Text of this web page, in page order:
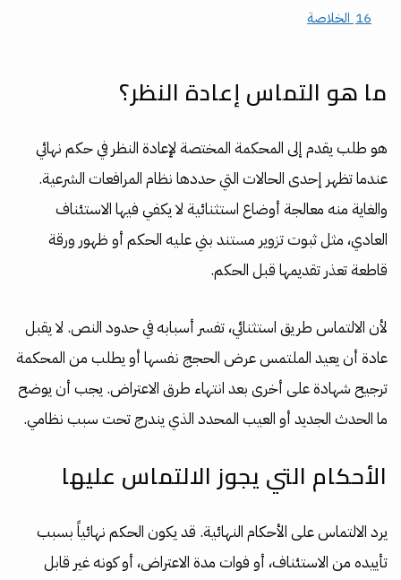
16 الخلاصة
ما هو التماس إعادة النظر؟
هو طلب يقدم إلى المحكمة المختصة لإعادة النظر في حكم نهائي
عندما تظهر إحدى الحالات التي حددها نظام المرافعات الشرعية.
والغاية منه معالجة أوضاع استثنائية لا يكفي فيها الاستئناف
العادي، مثل ثبوت تزوير مستند بني عليه الحكم أو ظهور ورقة
قاطعة تعذر تقديمها قبل الحكم.
لأن الالتماس طريق استثنائي، تفسر أسبابه في حدود النص. لا يقبل
عادة أن يعيد الملتمس عرض الحجج نفسها أو يطلب من المحكمة
ترجيح شهادة على أخرى بعد انتهاء طرق الاعتراض. يجب أن يوضح
ما الحدث الجديد أو العيب المحدد الذي يندرج تحت سبب نظامي.
الأحكام التي يجوز الالتماس عليها
يرد الالتماس على الأحكام النهائية. قد يكون الحكم نهائياً بسبب
تأييده من الاستئناف، أو فوات مدة الاعتراض، أو كونه غير قابل